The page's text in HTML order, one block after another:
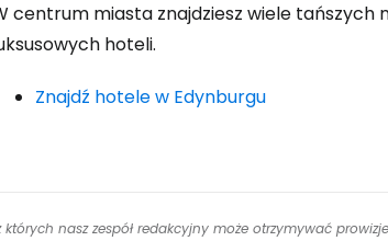
centrum miasta znajdziesz wiele
hoteli.
Znajdź hotele w Edynburgu
nasz zespół redakcyjny może otrzymywać